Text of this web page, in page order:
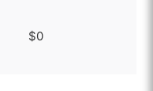
Brokers
Brokers pros y
$0